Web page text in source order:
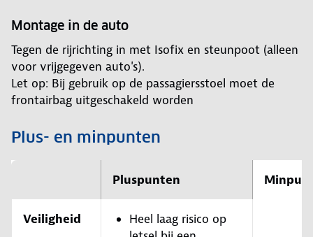
Montage in de auto
Tegen de rijrichting in met Isofix en steunpoot (alleen
voor vrijgegeven auto's).
Let op: Bij gebruik op de passagiersstoel moet de
frontairbag uitgeschakeld worden
Plus- en minpunten
Pluspunten
Veiligheid
Heel laag risico op